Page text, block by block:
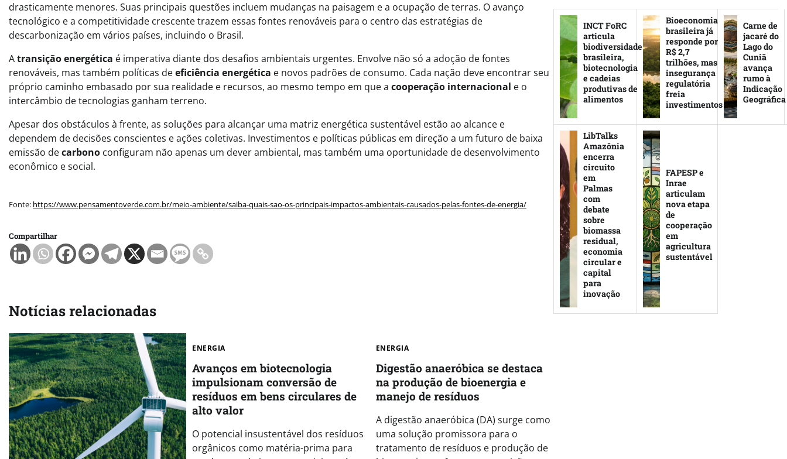
drasticamente menores. Suas principais questões incluem mudanças na paisagem e a ocupação de terras. O avanço
tecnológico e a competitividade crescente trazem essas fontes renováveis para o centro das estratégias de
descarbonização em vários países, incluindo o Brasil.
Atransição energética é imperativa diante dos desafios ambientais urgentes. Envolve não só a adoção de fontes
renováveis, mas também políticas deeficiência energética e novos padrões de consumo. Cada nação deve encontrar seu
próprio caminho embasado por sua realidade e recursos, ao mesmo tempo em que a cooperação internacional e o
intercâmbio de tecnologias ganham terreno.
Apesar dos obstáculos à frente, as soluções para alcançar uma matriz energética sustentável estão ao alcance e
dependem de decisões conscientes e ações coletivas. Investimentos e políticas públicas em direção a um futuro de baixa
emissão decarbono configuram não apenas um dever ambiental, mas também uma oportunidade de desenvolvimento
econômico e social.
Fonte: https://www.pensamentoverde.com.br/meio-ambiente/saiba-quais-sao-os-principais-impactos-ambientais-causados-pelas-fontes-de-energia/
Compartilhar
Notícias relacionadas
ENERGIA
Avanços em biotecnologia
impulsionam conversão de
resíduos em bens circulares de
alto valor
O potencial insustentável dos resíduos
orgânicos como matéria-prima para
ENERGIA
Digestão anaeróbica se destaca
na produção de bioenergia e
manejo de resíduos
A digestão anaeróbica (DA) surge como
uma solução promissora para o
tratamento de resíduos e produção de
INCT FoRC
articula
biodiversidade
brasileira,
biotecnologia
e cadeias
produtivas de
alimentos
Bioeconomia
brasileira já
responde por
R$ 2,7
trilhões, mas
insegurança
regulatória
freia
investimentos
Carne de
jacaré do
Lago do
Cuniã
avança
rumo à
Indicação
Geográfica
LibTalks
Amazônia
encerra
circuito
em
Palmas
com
debate
sobre
biomassa
residual,
economia
circular e
capital
para
inovação
FAPESP e
Inrae
articulam
nova etapa
de
cooperação
em
agricultura
sustentável